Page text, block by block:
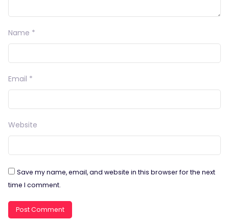
Name *
Email *
Website
Save my name, email, and website in this browser for the next
time I comment.